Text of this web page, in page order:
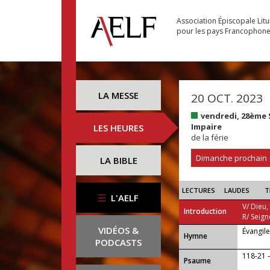
Association Épiscopale
pour les pays
LA MESSE
LES HEURES
LA BIBLE
L'AELF
VIDÉOS &
PODCASTS
20 OCT. 2023
vendredi,
Impaire
de la férie
Dimanche prochain
LECTURES LAUDES
Introduction
V/
R/
...
Hymne
Psaume 118-21